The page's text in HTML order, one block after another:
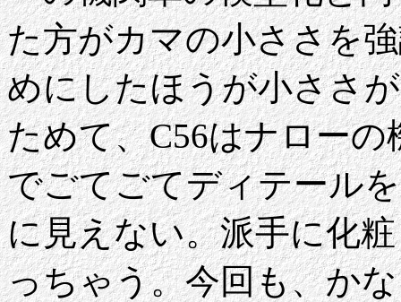
た方がカマの小ささを
めにしたほうが小ささ
ためて、C56はナロー
でごてごてディテール
に見えない。派手に化
っちゃう。今回も、か